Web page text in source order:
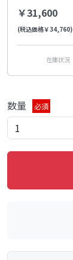
￥31,600
(税込価格￥34,760)
在庫状況
数量 必須